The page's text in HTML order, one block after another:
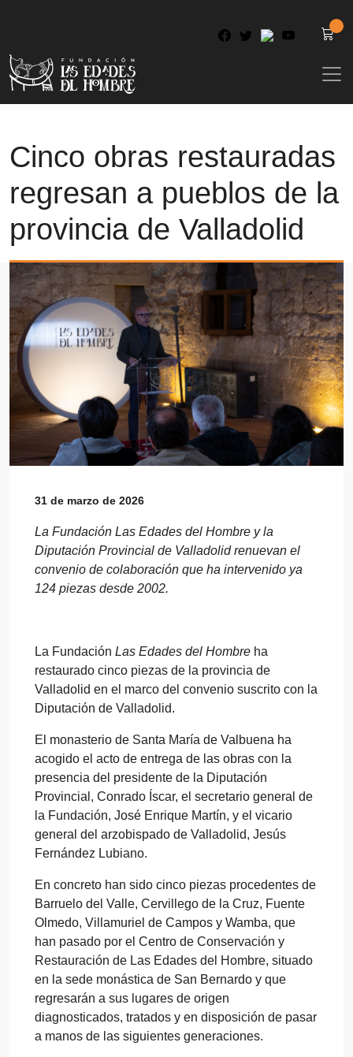
Cinco obras restauradas
regresan a pueblos de la
provincia de Valladolid
31 de marzo de 2026
La Fundación Las Edades del Hombre y la
Diputación Provincial de Valladolid renuevan el
convenio de colaboración que ha intervenido ya
124 piezas desde 2002.
La Fundación Las Edades del Hombre ha
restaurado cinco piezas de la provincia de
Valladolid en el marco del convenio suscrito con la
Diputación de Valladolid.
El monasterio de Santa María de Valbuena ha
acogido el acto de entrega de las obras con la
presencia del presidente de la Diputación
Provincial, Conrado Íscar, el secretario general de
la Fundación, José Enrique Martín, y el vicario
general del arzobispado de Valladolid, Jesús
Fernández Lubiano.
En concreto han sido cinco piezas procedentes de
Barruelo del Valle, Cervillego de la Cruz, Fuente
Olmedo, Villamuriel de Campos y Wamba, que
han pasado por el Centro de Conservación y
Restauración de Las Edades del Hombre, situado
en la sede monástica de San Bernardo y que
regresarán a sus lugares de origen
diagnosticados, tratados y en disposición de pasar
a manos de las siguientes generaciones.